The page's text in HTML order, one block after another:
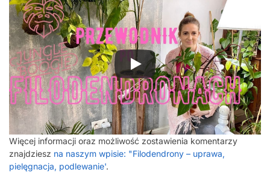
Więcej informacji oraz możliwość zostawienia komentarzy
znajdziesz na naszym wpisie: "Filodendrony – uprawa,
pielęgnacja, podlewanie'.